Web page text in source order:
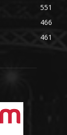
551
466
461